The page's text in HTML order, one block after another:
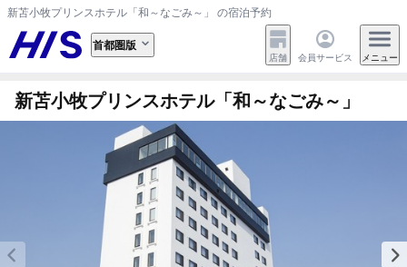
新苫小牧プリンスホテル「和～なごみ～」 の宿泊予約
首都圏版
店舗 会員サービス メニュー
新苫小牧プリンスホテル「和～なごみ～」